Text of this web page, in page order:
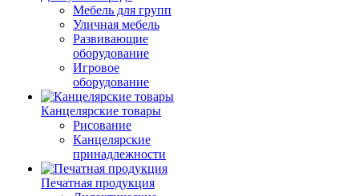
Мебель для групп
Уличная мебель
Развивающие
оборудование
Игровое
оборудование
Канцелярские товары
Рисование
Канцелярские
принадлежности
Печатная продукция